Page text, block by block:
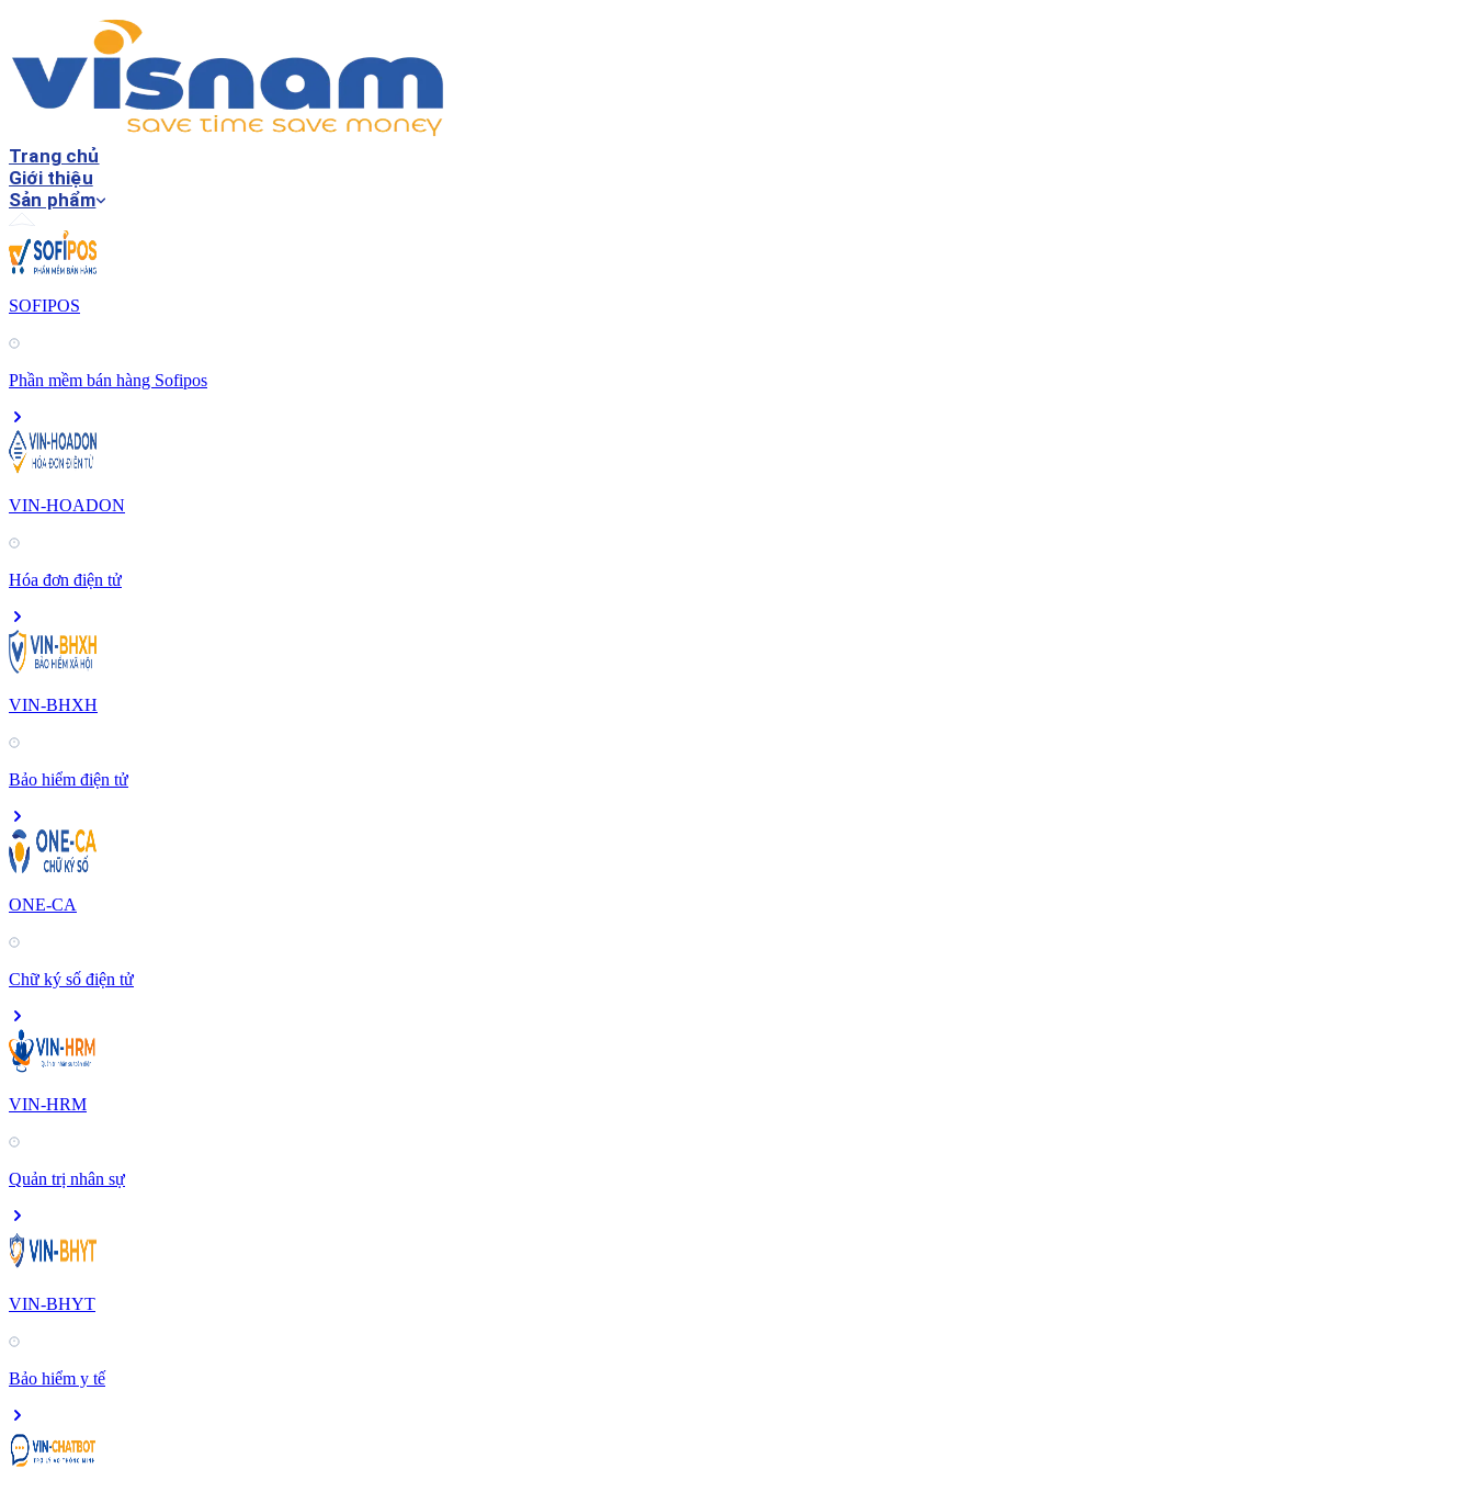
Trang chủ
Giới thiệu
Sản phẩm
SOFIPOS
Phần mềm bán hàng Sofipos
VIN-HOADON
Hóa đơn điện tử
VIN-BHXH
Bảo hiểm điện tử
ONE-CA
Chữ ký số điện tử
VIN-HRM
Quản trị nhân sự
VIN-BHYT
Bảo hiểm y tế